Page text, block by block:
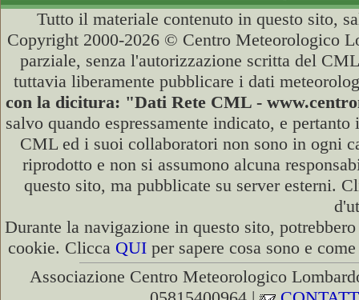
Tutto il materiale contenuto in questo sito,
Copyright 2000-2026 © Centro Meteorologico
parziale, senza l'autorizzazione scritta del
tuttavia liberamente pubblicare i dati
con la dicitura: "Dati Rete CML -
salvo quando espressamente indicato, e
CML ed i suoi collaboratori non sono in ogni
riprodotto e non si assumono alcuna
questo sito, ma pubblicate su server esterni.
Durante la navigazione in questo sito,
cookie. Clicca QUI per sapere cosa sono e
Associazione Centro Meteorologico